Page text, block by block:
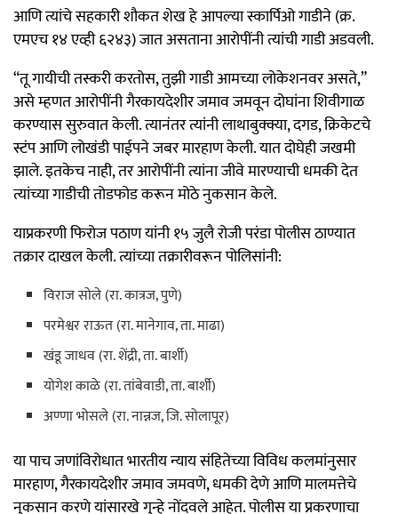
आणि त्यांचे सहकारी शौकत शेख हे आपल्या स्कार्पिओ गाडीने (क्र.
एमएच १४ एव्ही ६२४३) जात असताना आरोपींनी त्यांची गाडी अडवली.
“तू गायीची तस्करी करतोस, तुझी गाडी आमच्या लोकेशनवर असते,”
असे म्हणत आरोपींनी गैरकायदेशीर जमाव जमवून दोघांना शिवीगाळ
करण्यास सुरुवात केली. त्यानंतर त्यांनी लाथाबुक्क्या, दगड, क्रिकेटचे
स्टंप आणि लोखंडी पाईपने जबर मारहाण केली. यात दोघेही जखमी
झाले. इतकेच नाही, तर आरोपींनी त्यांना जीवे मारण्याची धमकी देत
त्यांच्या गाडीची तोडफोड करून मोठे नुकसान केले.
याप्रकरणी फिरोज पठाण यांनी १५ जुलै रोजी परंडा पोलीस ठाण्यात
तक्रार दाखल केली. त्यांच्या तक्रारीवरून पोलिसांनी:
विराज सोले (रा. कात्रज, पुणे)
परमेश्वर राऊत (रा. मानेगाव, ता. माढा)
खंडू जाधव (रा. शेंद्री, ता. बार्शी)
योगेश काळे (रा. तांबेवाडी, ता. बार्शी)
अण्णा भोसले (रा. नान्नज, जि. सोलापूर)
या पाच जणांविरोधात भारतीय न्याय संहितेच्या विविध कलमांनुसार
मारहाण, गैरकायदेशीर जमाव जमवणे, धमकी देणे आणि मालमत्तेचे
नुकसान करणे यांसारखे गुन्हे नोंदवले आहेत. पोलीस या प्रकरणाचा